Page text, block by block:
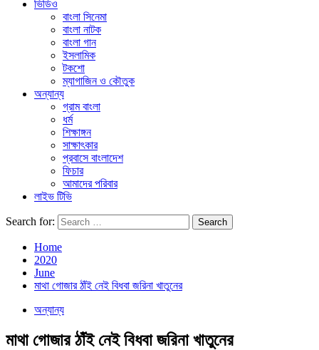
ভিডিও
বাংলা সিনেমা
বাংলা নাটক
বাংলা গান
ইসলামিক
টকশো
ম্যাগাজিন ও কৌতুক
অন্যান্য
গ্রাম বাংলা
ধর্ম
শিক্ষাঙ্গন
সাক্ষাৎকার
প্রবাসে বাংলাদেশ
ফিচার
আমাদের পরিবার
লাইভ টিভি
Search for:
Home
2020
June
মাথা গোজার ঠাঁই নেই বিধবা জরিনা খাতুনের
অন্যান্য
মাথা গোজার ঠাঁই নেই বিধবা জরিনা খাতুনের